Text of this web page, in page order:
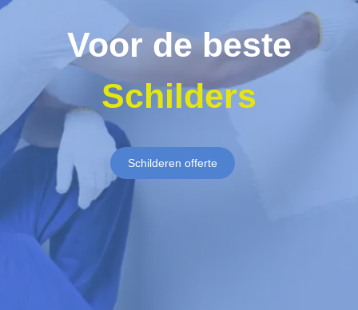
Voor de beste
Schilders
Schilderen offerte